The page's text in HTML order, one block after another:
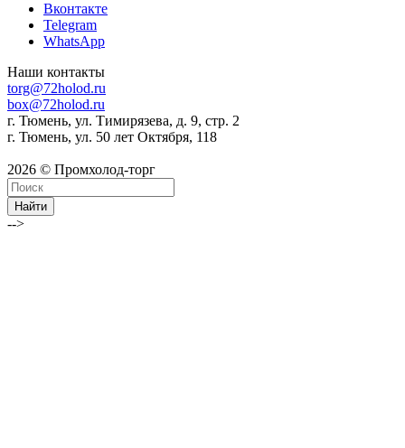
Вконтакте
Telegram
WhatsApp
Наши контакты
torg@72holod.ru
box@72holod.ru
г. Тюмень, ул. Тимирязева, д. 9, стр. 2
г. Тюмень, ул. 50 лет Октября, 118
2026 © Промхолод-торг
Найти
-->